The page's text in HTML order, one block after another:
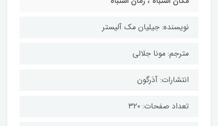
نویسنده: جیلیان مک آلیستر
مترجم: مونا جلالی
انتشارات: آذرگون
تعداد صفحات: ۳۲۰